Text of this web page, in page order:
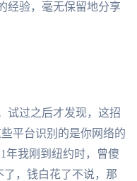
经验，毫无保留地分享
试过之后才发现，这招
平台识别的是你网络的
年我刚到纽约时，曾傻
，钱白花了不说，那